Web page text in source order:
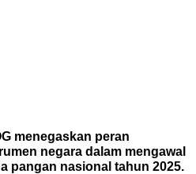
menegaskan peran
negara dalam mengawal
pangan nasional tahun 2025.